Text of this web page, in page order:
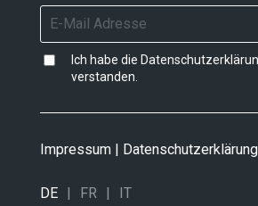
Ich habe die
verstanden.
Impressum | Datenschutzerklärung
DE FR IT